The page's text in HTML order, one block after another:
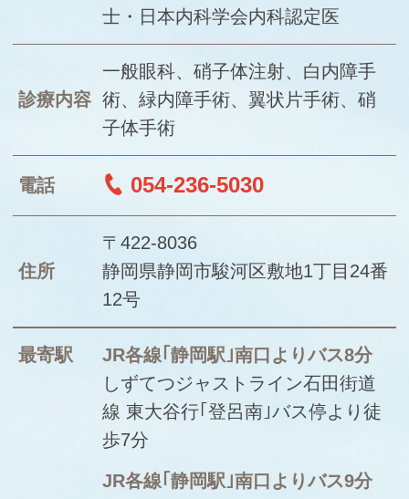
士・日本内科学会内科認定医
診療内容
一般眼科、硝子体注射、白内障手
術、緑内障手術、翼状片手術、硝
子体手術
電話 054-236-5030
住所
〒422-8036
静岡県静岡市駿河区敷地1丁目24番
12号
最寄駅
JR各線｢静岡駅｣南口よりバス8分
しずてつジャストライン石田街道
線 東大谷行｢登呂南｣バス停より徒
歩7分
JR各線｢静岡駅｣南口よりバス9分